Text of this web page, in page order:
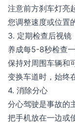
注意前方刹车灯亮
您调整速度或位置
3. 定期检查后视镜
养成每5-8秒检查
保持对周围车辆和
变换车道时，始终
4. 消除分心
分心驾驶是事故的
把手机放在一边或